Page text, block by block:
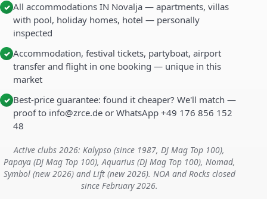
✓ All accommodations IN Novalja — apartments, villas
with pool, holiday homes, hotel — personally
inspected
✓ Accommodation, festival tickets, partyboat, airport
transfer and flight in one booking — unique in this
market
✓ Best-price guarantee: found it cheaper? We'll match —
proof to info@zrce.de or WhatsApp +49 176 856 152
48
Active clubs 2026: Kalypso (since 1987, DJ Mag Top 100),
Papaya (DJ Mag Top 100), Aquarius (DJ Mag Top 100), Nomad,
Symbol (new 2026) and Lift (new 2026). NOA and Rocks closed
since February 2026.